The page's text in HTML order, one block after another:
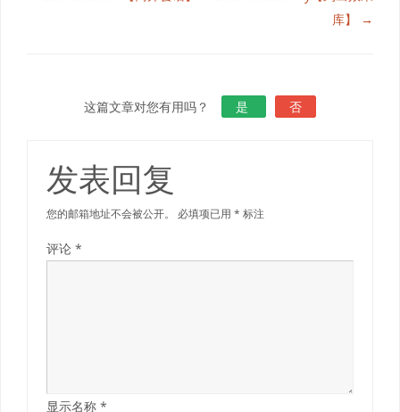
库】 →
这篇文章对您有用吗？ 是 否
发表回复
您的邮箱地址不会被公开。 必填项已用* 标注
评论*
显示名称*